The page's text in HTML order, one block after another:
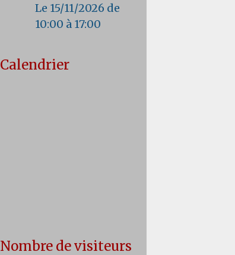
Le 15/11/2026 de
10:00 à 17:00
Calendrier
Nombre de visiteurs